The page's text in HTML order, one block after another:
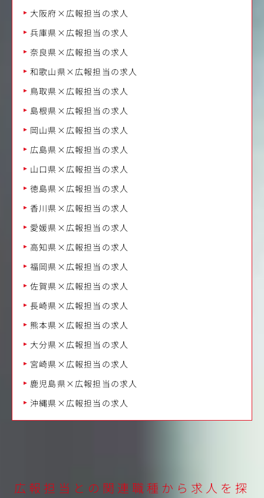
大阪府×広報担当の求人
兵庫県×広報担当の求人
奈良県×広報担当の求人
和歌山県×広報担当の求人
鳥取県×広報担当の求人
島根県×広報担当の求人
岡山県×広報担当の求人
広島県×広報担当の求人
山口県×広報担当の求人
徳島県×広報担当の求人
香川県×広報担当の求人
愛媛県×広報担当の求人
高知県×広報担当の求人
福岡県×広報担当の求人
佐賀県×広報担当の求人
長崎県×広報担当の求人
熊本県×広報担当の求人
大分県×広報担当の求人
宮崎県×広報担当の求人
鹿児島県×広報担当の求人
沖縄県×広報担当の求人
広報担当との関連職種から求人を探